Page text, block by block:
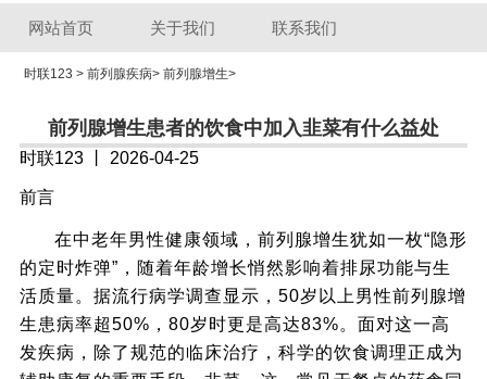
网站首页 关于我们 联系我们
时联123 >前列腺疾病>前列腺增生>
前列腺增生患者的饮食中加入韭菜有什么益处
时联123丨 2026-04-25
前言
在中老年男性健康领域，前列腺增生犹如一枚“隐形
的定时炸弹”，随着年龄增长悄然影响着排尿功能与生
活质量。据流行病学调查显示，50岁以上男性前列腺增
生患病率超50%，80岁时更是高达83%。面对这一高
发疾病，除了规范的临床治疗，科学的饮食调理正成为